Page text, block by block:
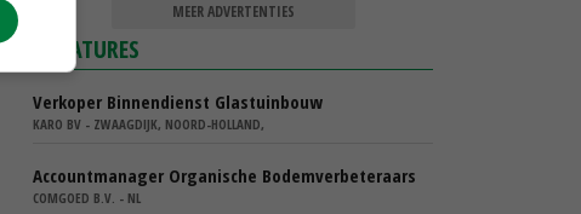
MEER ADVERTENTIES
VACATURES
Verkoper Binnendienst Glastuinbouw
KARO BV - ZWAAGDIJK, NOORD-HOLLAND,
Accountmanager Organische Bodemverbeteraars
COMGOED B.V. - NL